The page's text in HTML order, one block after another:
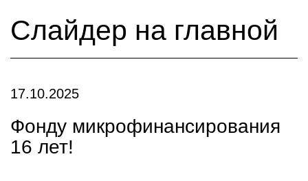
Слайдер на главной
17.10.2025
Фонду микрофинансирования
16 лет!